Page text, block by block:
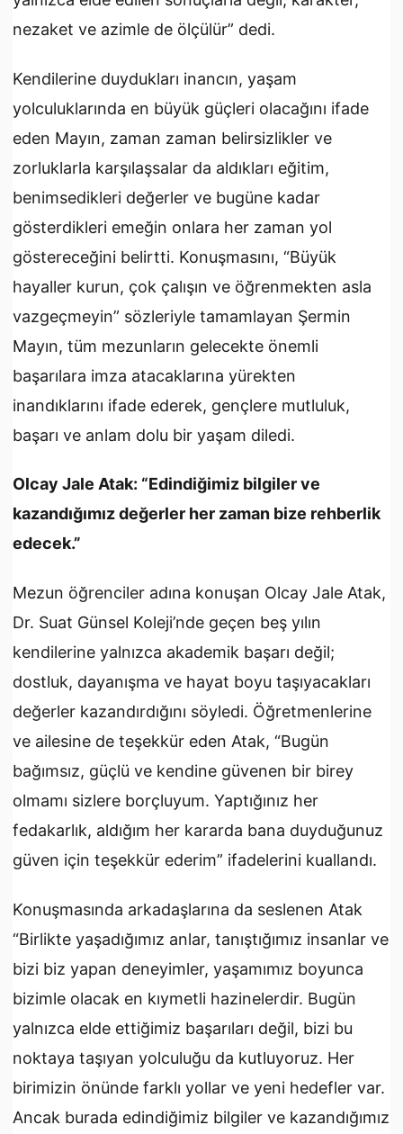
nezaket ve azimle de ölçülür” dedi.
Kendilerine duydukları inancın, yaşam
yolculuklarında en büyük güçleri olacağını ifade
eden Mayın, zaman zaman belirsizlikler ve
zorluklarla karşılaşsalar da aldıkları eğitim,
benimsedikleri değerler ve bugüne kadar
gösterdikleri emeğin onlara her zaman yol
göstereceğini belirtti. Konuşmasını, “Büyük
hayaller kurun, çok çalışın ve öğrenmekten asla
vazgeçmeyin” sözleriyle tamamlayan Şermin
Mayın, tüm mezunların gelecekte önemli
başarılara imza atacaklarına yürekten
inandıklarını ifade ederek, gençlere mutluluk,
başarı ve anlam dolu bir yaşam diledi.
Olcay Jale Atak: “Edindiğimiz bilgiler ve
kazandığımız değerler her zaman bize rehberlik
edecek.”
Mezun öğrenciler adına konuşan Olcay Jale Atak,
Dr. Suat Günsel Koleji’nde geçen beş yılın
kendilerine yalnızca akademik başarı değil;
dostluk, dayanışma ve hayat boyu taşıyacakları
değerler kazandırdığını söyledi. Öğretmenlerine
ve ailesine de teşekkür eden Atak, “Bugün
bağımsız, güçlü ve kendine güvenen bir birey
olmamı sizlere borçluyum. Yaptığınız her
fedakarlık, aldığım her kararda bana duyduğunuz
güven için teşekkür ederim” ifadelerini kuallandı.
Konuşmasında arkadaşlarına da seslenen Atak
“Birlikte yaşadığımız anlar, tanıştığımız insanlar ve
bizi biz yapan deneyimler, yaşamımız boyunca
bizimle olacak en kıymetli hazinelerdir. Bugün
yalnızca elde ettiğimiz başarıları değil, bizi bu
noktaya taşıyan yolculuğu da kutluyoruz. Her
birimizin önünde farklı yollar ve yeni hedefler var.
Ancak burada edindiğimiz bilgiler ve kazandığımız